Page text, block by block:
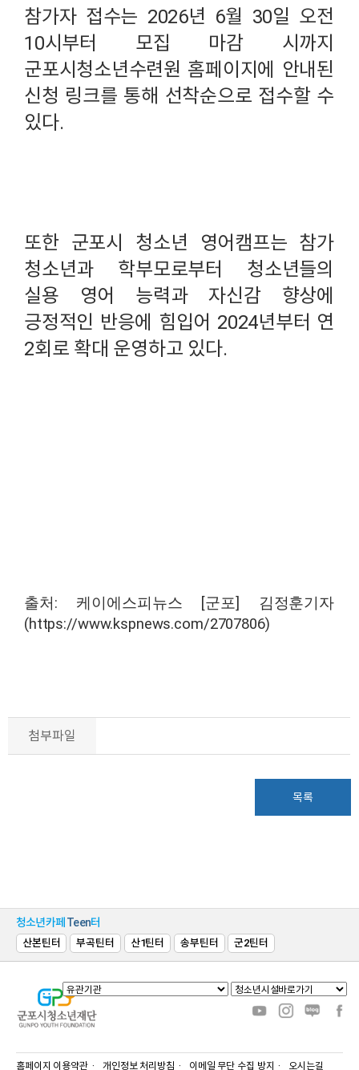
참가자 접수는 2026년 6월 30일 오전
10시부터 모집 마감 시까지
군포시청소년수련원 홈페이지에 안내된
신청 링크를 통해 선착순으로 접수할 수
있다.
또한 군포시 청소년 영어캠프는 참가
청소년과 학부모로부터 청소년들의
실용 영어 능력과 자신감 향상에
긍정적인 반응에 힘입어 2024년부터 연
2회로 확대 운영하고 있다.
출처 : 케이에스피뉴스 [군포] 김정훈기자
(https://www.kspnews.com/2707806)
첨부파일
목록
청소년카페 Teen터
산본틴터 부곡틴터 산1틴터 송부틴터 군2틴터
홈페이지 이용약관 개인정보 처리방침 이메일 무단 수집 방지 오시는길